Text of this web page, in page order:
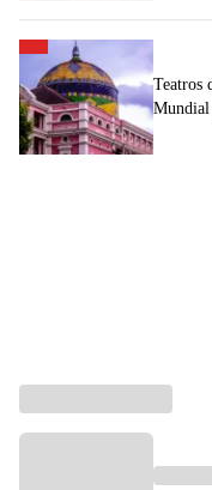
Teatros
Mundial